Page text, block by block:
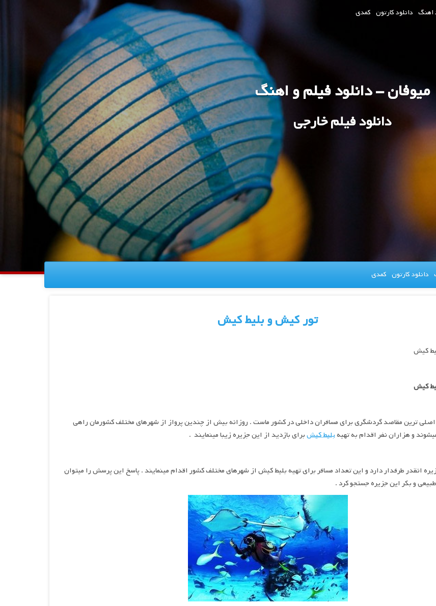
اهنگ دانلود کارتون کمدی
میوفان - دانلود فیلم و اهنگ
دانلود فیلم خارجی
دانلود کارتون کمدی
تور کیش و بلیط کیش
کیش
کیش
ترین مقاصد گردشگری برای مسافران داخلی در کشور ماست . روزانه بیش از چندین پرواز از شهرهای مختلف کشورمان راهی
و هزاران نفر اقدام به تهیهبلیط کیشبرای بازدید از این جزیره زیبا مینمایند .
انقدر طرفدار دارد و این تعداد مسافر برای تهیه بلیط کیش از شهرهای مختلف کشور اقدام مینمایند . پاسخ این پرسش را میتوان
طبیعی و بکر این جزیره جستجو کرد .